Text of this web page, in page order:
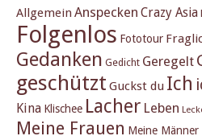
Allgemein Anspecken Crazy Asia
Folgenlos Fototour
Gedanken Gedicht Geregelt
geschützt Guckst du Ich
Kina Klischee Lacher Leben
Meine Frauen Meine Männer